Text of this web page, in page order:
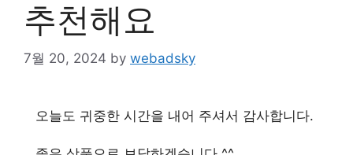
추천해요
7월 20, 2024 by webadsky
오늘도 귀중한 시간을 내어 주셔서 감사합니다.